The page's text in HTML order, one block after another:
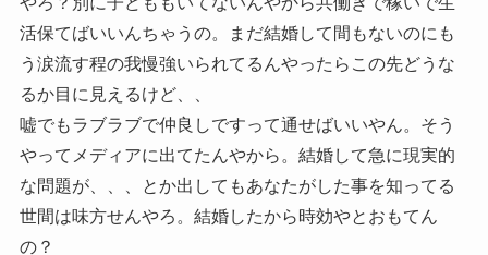
活保てばいいんちゃうの。まだ結婚して間もないのにも
う涙流す程の我慢強いられてるんやったらこの先どうな
るか目に見えるけど、、
嘘でもラブラブで仲良しですって通せばいいやん。そう
やってメディアに出てたんやから。結婚して急に現実的
な問題が、、、とか出してもあなたがした事を知ってる
世間は味方せんやろ。結婚したから時効やとおもてん
の？